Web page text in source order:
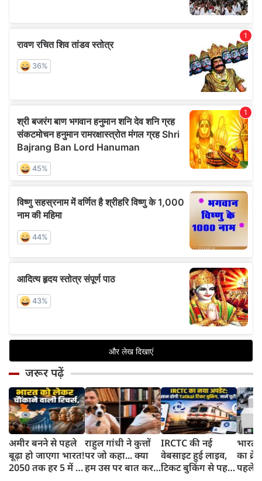
जरूर पढ़ें
अमीर बनने से पहले
बूढ़ा हो जाएगा भारत!
2050 तक हर 5 में 1
राहुल गांधी ने कुत्तों
पर जो कहा... क्या
हम उस पर बात कर
IRCTC की नई
वेबसाइट हुई लाइव,
टिकट बुकिंग से पहले
भारत
का
पहले